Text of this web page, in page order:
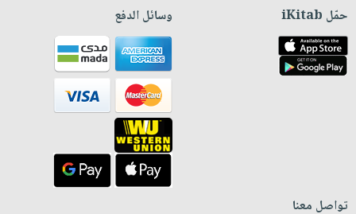
حمّل iKitab وسائل الدفع
تواصل معنا